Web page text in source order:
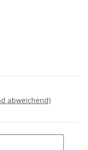
abweichend)